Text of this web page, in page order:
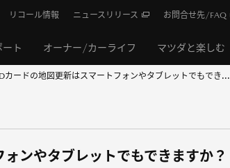
ート オーナー/カーライフ マツダと楽しむ
リコール情報 ニュースリリース お問合せ先/FAQ
カードの地図更新はスマートフォンやタブレットでもでき...
ンやタブレットでもできますか？